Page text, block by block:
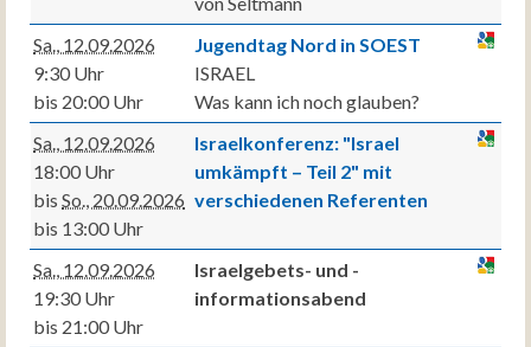
Sa., 12.09.2026
9:30 Uhr
bis 20:00 Uhr
Jugendtag Nord in SOEST
ISRAEL
Was kann ich noch glauben?
Sa., 12.09.2026
18:00 Uhr
bis So., 20.09.2026
bis 13:00 Uhr
Israelkonferenz: "Israel
umkämpft – Teil 2" mit
verschiedenen Referenten
Sa., 12.09.2026
19:30 Uhr
bis 21:00 Uhr
Israelgebets- und -
informationsabend